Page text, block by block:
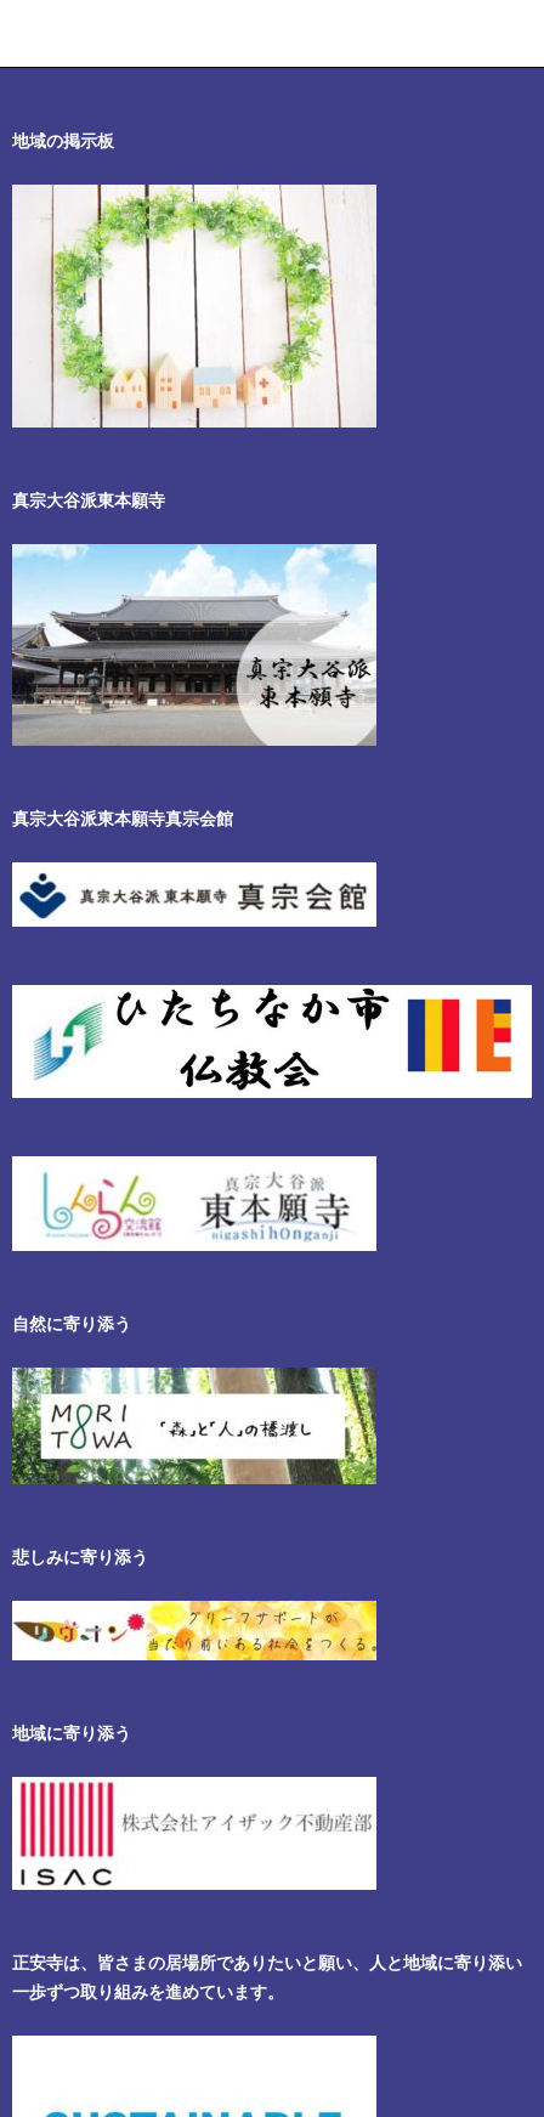
地域の掲示板
真宗大谷派東本願寺
真宗大谷派東本願寺真宗会館
自然に寄り添う
悲しみに寄り添う
地域に寄り添う
正安寺は、皆さまの居場所でありたいと願い、人と地域に寄り添い
一歩ずつ取り組みを進めています。